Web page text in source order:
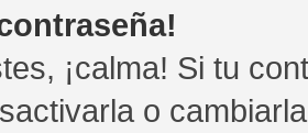
¡calma! Si tu
o